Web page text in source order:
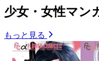
少女・女性マン
もっと見る